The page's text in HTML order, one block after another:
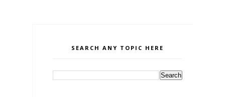
SEARCH ANY TOPIC HERE